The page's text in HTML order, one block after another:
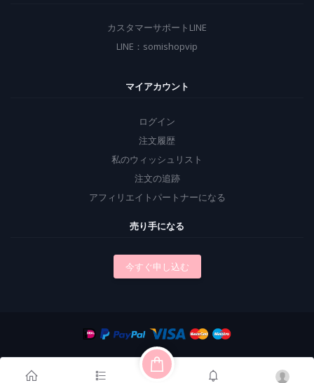
カスタマーサポートLINE
LINE：somishopvip
マイアカウント
ログイン
注文履歴
私のウィッシュリスト
注文の追跡
アフィリエイトパートナーになる
売り手になる
今すぐ申し込む